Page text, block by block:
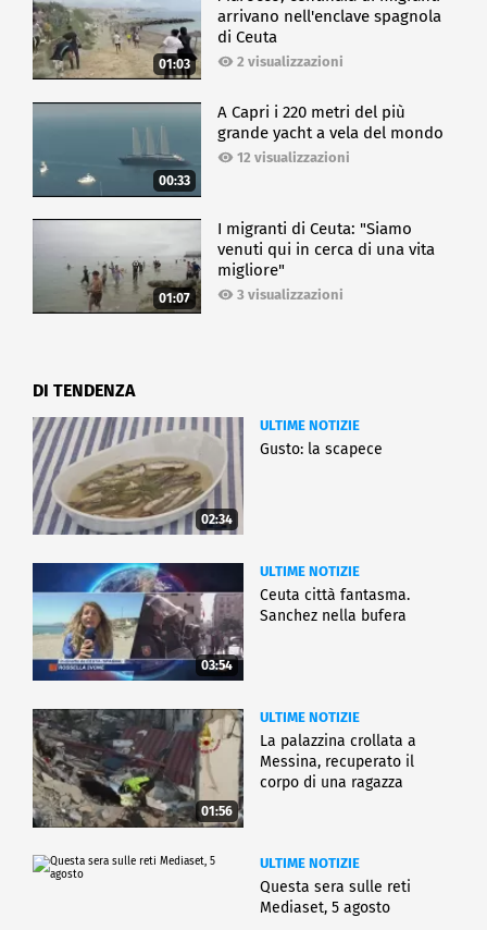
01:03
arrivano nell'enclave spagnola
di Ceuta
2 visualizzazioni
00:33
A Capri i 220 metri del più
grande yacht a vela del mondo
12 visualizzazioni
01:07
I migranti di Ceuta: "Siamo
venuti qui in cerca di una vita
migliore"
3 visualizzazioni
DI TENDENZA
02:34
ULTIME NOTIZIE
Gusto: la scapece
03:54
ULTIME NOTIZIE
Ceuta città fantasma.
Sanchez nella bufera
01:56
ULTIME NOTIZIE
La palazzina crollata a
Messina, recuperato il
corpo di una ragazza
ULTIME NOTIZIE
Questa sera sulle reti
Mediaset, 5 agosto